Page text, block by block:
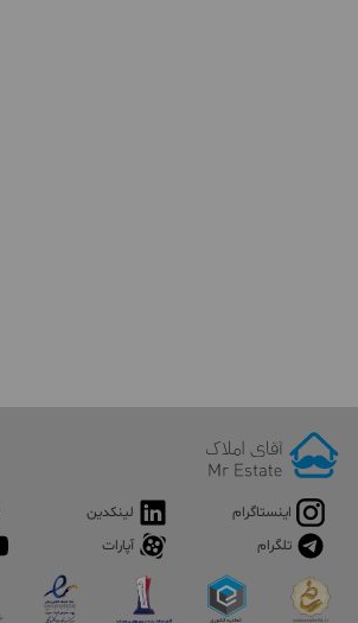
اینستاگرام لینکدین
تلگرام
آپارات